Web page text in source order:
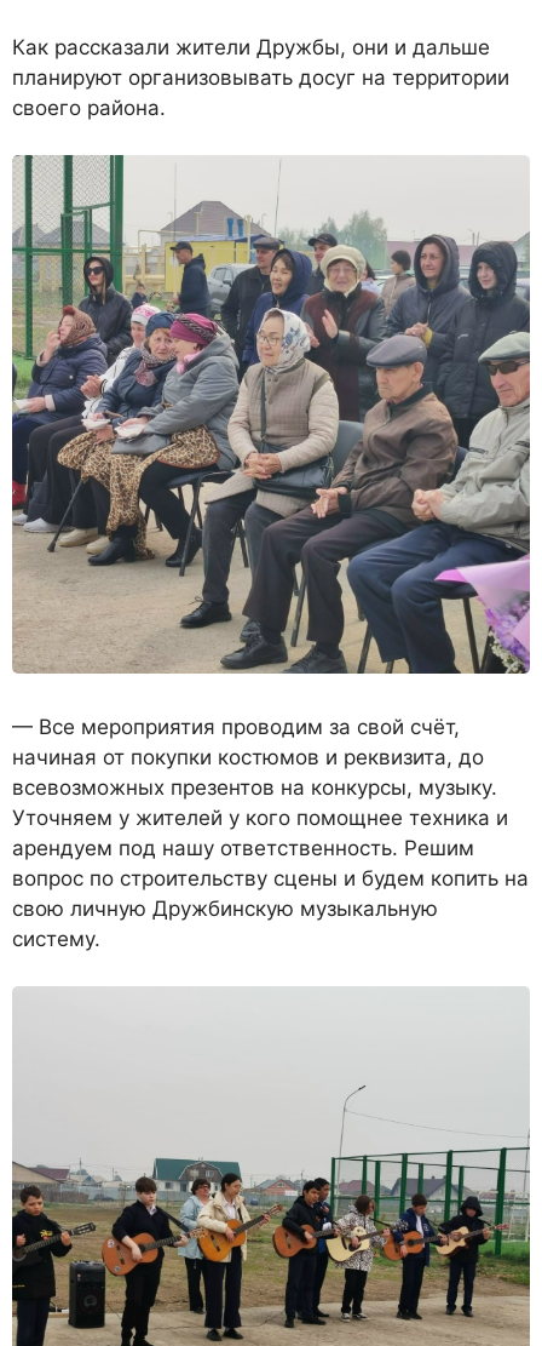
Как рассказали жители Дружбы, они и дальше
планируют организовывать досуг на территории
своего района.
— Все мероприятия проводим за свой счёт,
начиная от покупки костюмов и реквизита, до
всевозможных презентов на конкурсы, музыку.
Уточняем у жителей у кого помощнее техника и
арендуем под нашу ответственность. Решим
вопрос по строительству сцены и будем копить на
свою личную Дружбинскую музыкальную
систему.